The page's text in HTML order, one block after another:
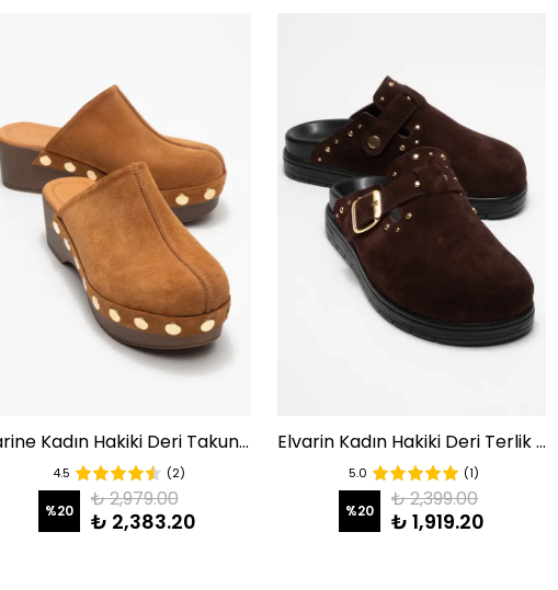
Sarine Kadın Hakiki Deri Takunya Sandalet Taba Süet
4.5 (2)
%20 ₺ 2,979.00
₺ 2,383.20
Elvarin Kadın Hakiki Deri Terlik Kahve Süet
5.0 (1)
%20 ₺ 2,399.00
₺ 1,919.20